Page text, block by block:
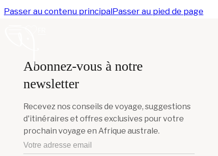
Passer au contenu principalPasser au pied de page
Abonnez-vous à notre
newsletter
Recevez nos conseils de voyage, suggestions
d'itinéraires et offres exclusives pour votre
prochain voyage en Afrique australe.